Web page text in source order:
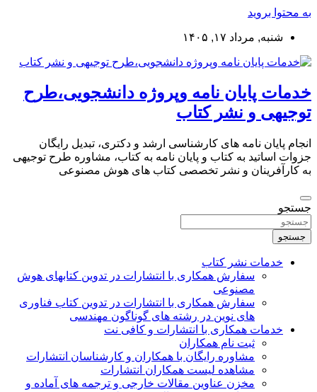
به محتوا بروید
شنبه, مرداد ۱۷, ۱۴۰۵
خدمات پایان نامه وپروژه دانشجویی،طرح
توجیهی و نشر کتاب
انجام پایان نامه های کارشناسی ارشد و دکتری، تبدیل رایگان
جزوات اساتید به کتاب و پایان نامه به کتاب، مشاوره طرح توجیهی
به کارآفرینان و نشر تخصصی کتاب های هوش مصنوعی
جستجو
جستجو
خدمات نشر کتاب
سفارش همکاری با انتشارات در تدوین کتابهای هوش
مصنوعی
سفارش همکاری با انتشارات در تدوین کتاب فناوری
های نوین در رشته های گوناگون مهندسی
خدمات همکاری با انتشارات و کافی نت
ثبت نام همکاران
مشاوره رایگان با همکاران و کارشناسان انتشارات
مشاهده لیست همکاران انتشارات
مخزن عناوین مقالات خارجی و ترجمه های آماده و